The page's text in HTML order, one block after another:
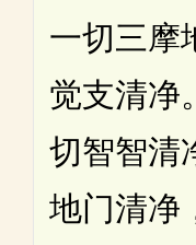
一切三摩
觉支清净
切智智清
地门清净